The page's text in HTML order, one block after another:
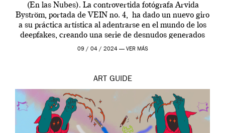
(En las Nubes). La controvertida fotógrafa Arvida
Byström, portada de VEIN no. 4, ha dado un nuevo giro
a su práctica artística al adentrarse en el mundo de los
deepfakes, creando una serie de desnudos generados
por […]
09 / 04 / 2024 — VER MÁS
ART GUIDE